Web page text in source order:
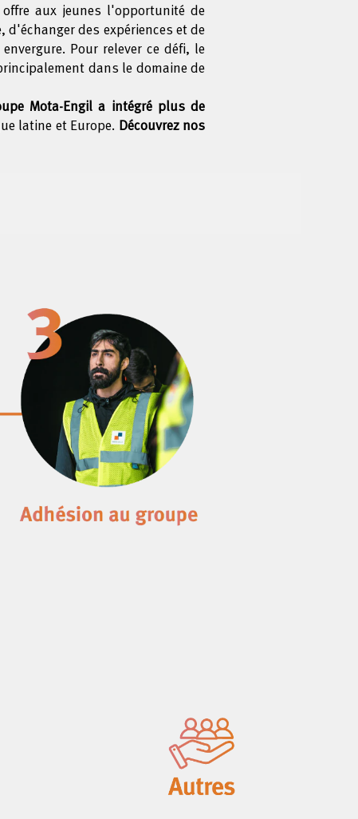
aux jeunes l'opportunité de
des expériences et de
Pour relever ce défi, le
dans le domaine de
Mota-Engil a intégré plus de
latine et Europe. Découvrez nos